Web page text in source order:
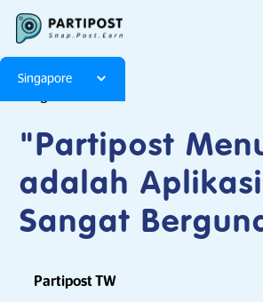
Singapore
"Partipost
adalah
Sangat
Partipost TW